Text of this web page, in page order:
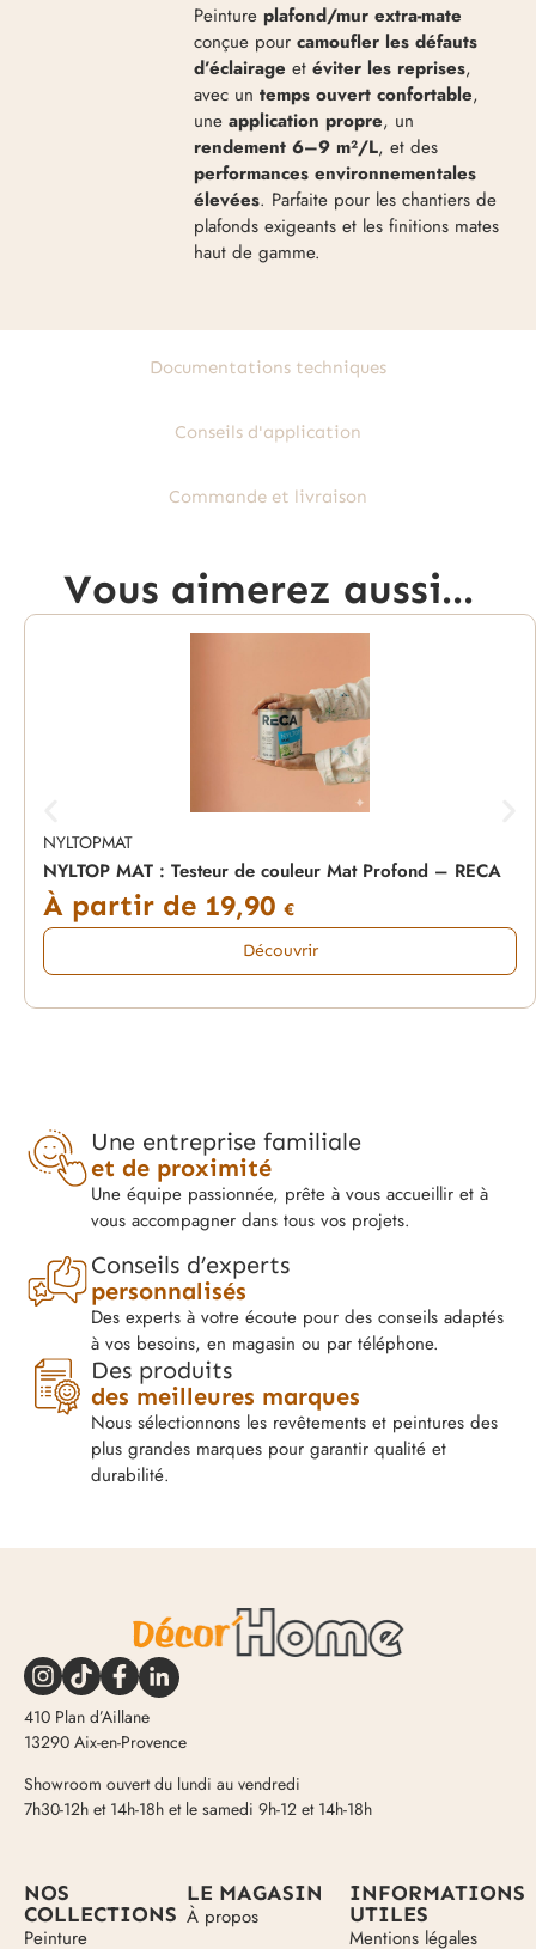
Documentations techniques
Conseils d'application
Commande et livraison
Peintureplafond/mur extra-mate
conçue pourcamoufler les défauts
d’éclairage etéviter les reprises,
avec untemps ouvert confortable,
uneapplication propre, un
rendement 6–9 m²/L, et des
performances environnementales
élevées. Parfaite pour les chantiers de
plafonds exigeants et les finitions mates
haut de gamme.
Vous aimerez aussi...
NYLTOPMAT
NYLTOP MAT : Testeur de couleur Mat Profond – RECA
À partir de 19,90 €
Découvrir
Une entreprise familiale
et de proximité
Une équipe passionnée, prête à vous accueillir et à
vous accompagner dans tous vos projets.
Conseils d’experts
personnalisés
Des experts à votre écoute pour des conseils adaptés
à vos besoins, en magasin ou par téléphone.
Des produits
des meilleures marques
Nous sélectionnons les revêtements et peintures des
plus grandes marques pour garantir qualité et
durabilité.
410 Plan d’Aillane
13290 Aix-en-Provence
Showroom ouvert du lundi au vendredi
7h30-12h et 14h-18h et le samedi 9h-12 et 14h-18h
NOS
COLLECTIONS
Peinture
LE MAGASIN
À propos
INFORMATIONS
UTILES
Mentions légales